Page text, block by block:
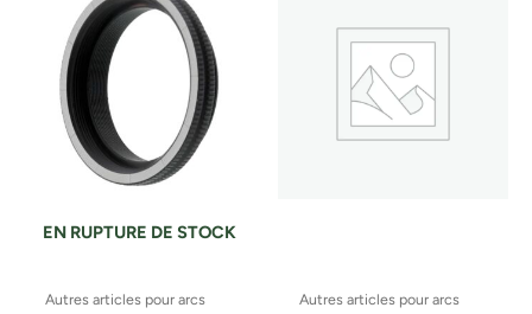
EN RUPTURE DE STOCK
Autres articles pour arcs Autres articles pour arcs